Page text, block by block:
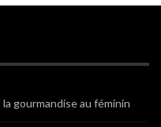
gourmandise au féminin